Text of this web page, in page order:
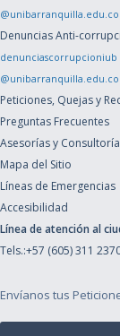
@unibarranquilla.edu.co
Denuncias Anti-
denunciascorrupcioniub
@unibarranquilla.edu.co
Peticiones, Quejas y
Preguntas Frecuentes
Asesorías y
Mapa del Sitio
Líneas de Emergencias
Accesibilidad
Línea de atención al
Tels.:+57 (605) 311
Envíanos tus